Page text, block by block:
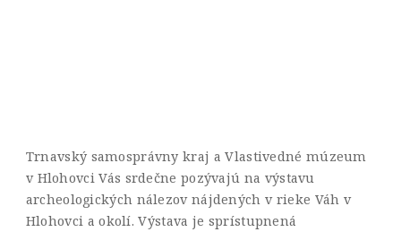
Trnavský samosprávny kraj a Vlastivedné múzeum
v Hlohovci Vás srdečne pozývajú na výstavu
archeologických nálezov nájdených v rieke Váh v
Hlohovci a okolí. Výstava je sprístupnená